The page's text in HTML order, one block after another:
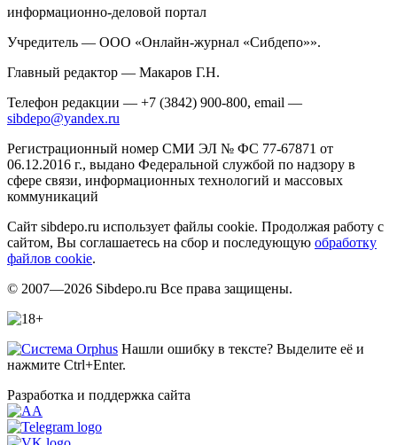
информационно-деловой портал
Учредитель — ООО «Онлайн-журнал «Сибдепо»».
Главный редактор — Макаров Г.Н.
Телефон редакции — +7 (3842) 900-800, email —
sibdepo@yandex.ru
Регистрационный номер СМИ ЭЛ № ФС 77-67871 от
06.12.2016 г., выдано Федеральной службой по надзору в
сфере связи, информационных технологий и массовых
коммуникаций
Сайт sibdepo.ru использует файлы cookie. Продолжая работу с
сайтом, Вы соглашаетесь на сбор и последующую обработку
файлов cookie.
© 2007—2026 Sibdepo.ru Все права защищены.
Нашли ошибку в тексте? Выделите её и
нажмите Ctrl+Enter.
Разработка и поддержка сайта